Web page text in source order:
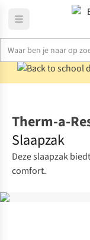
Therm-a-
Slaapzak
Deze slaapzak
comfort.